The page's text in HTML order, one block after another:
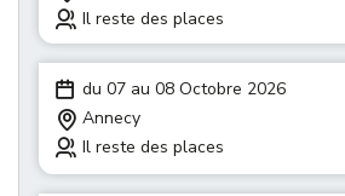
Il reste des places
du 07 au 08 Octobre 2026
Annecy
Il reste des places